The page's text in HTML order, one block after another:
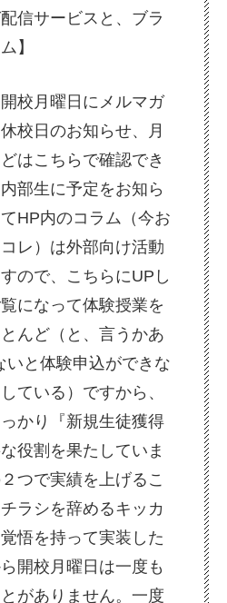
信サービスと、ブラ
】
校月曜日にメルマガ
校日のお知らせ、月
はこちらで確認でき
部生に予定をお知ら
HP内のコラム（今お
レ）は外部向け活動
ので、こちらにUPし
になって体験授業を
んど（と、言うかあ
いと体験申込ができな
ている）ですから、
かり『新規生徒獲得
役割を果たしていま
つで実績を上げるこ
ラシを辞めるキッカ
悟を持って実装した
開校月曜日は一度も
がありません。一度